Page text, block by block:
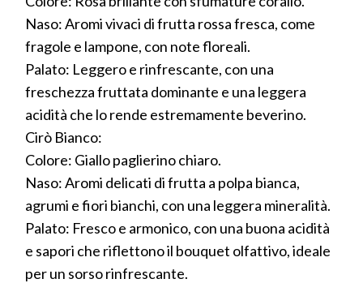
Naso: Aromi vivaci di frutta rossa fresca, come
fragole e lampone, con note floreali.
Palato: Leggero e rinfrescante, con una
freschezza fruttata dominante e una leggera
acidità che lo rende estremamente beverino.
Cirò Bianco:
Colore: Giallo paglierino chiaro.
Naso: Aromi delicati di frutta a polpa bianca,
agrumi e fiori bianchi, con una leggera mineralità.
Palato: Fresco e armonico, con una buona acidità
e sapori che riflettono il bouquet olfattivo, ideale
per un sorso rinfrescante.